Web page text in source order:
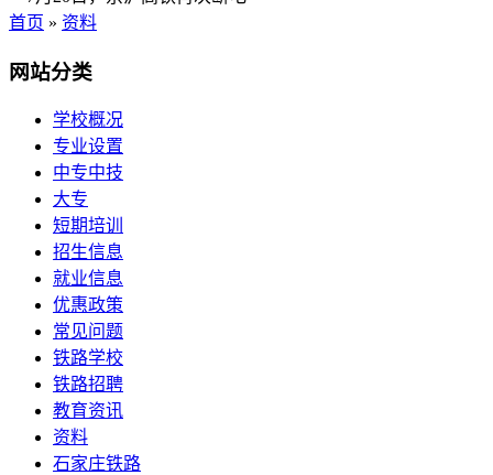
首页 » 资料
网站分类
学校概况
专业设置
中专中技
大专
短期培训
招生信息
就业信息
优惠政策
常见问题
铁路学校
铁路招聘
教育资讯
资料
石家庄铁路